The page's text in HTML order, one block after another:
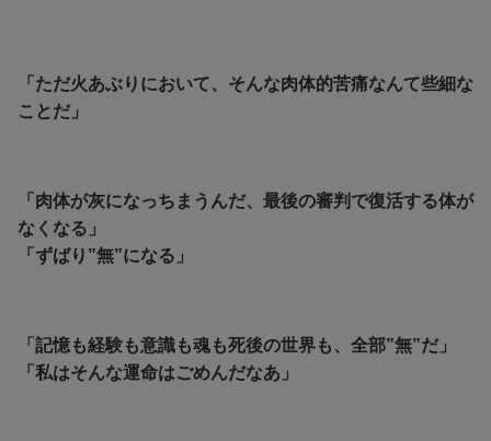
「ただ火あぶりにおいて、そんな肉体的苦痛なんて些細な
ことだ」
「肉体が灰になっちまうんだ、最後の審判で復活する体が
なくなる」
「ずばり”無”になる」
「記憶も経験も意識も魂も死後の世界も、全部”無”だ」
「私はそんな運命はごめんだなあ」